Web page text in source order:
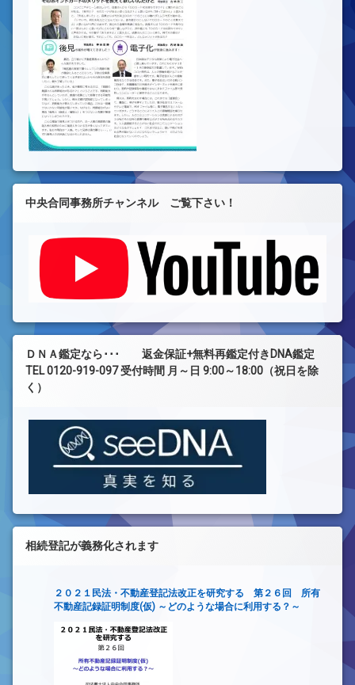
中央合同事務所チャンネル ご覧下さい！
ＤＮＡ鑑定なら･･･ 返金保証+無料再鑑定付きDNA鑑定
TEL 0120-919-097 受付時間 月～日 9:00～18:00（祝日を除
く）
相続登記が義務化されます
２０２１民法・不動産登記法改正を研究する 第２６回 所有
不動産記録証明制度(仮) ～どのような場合に利用する？～